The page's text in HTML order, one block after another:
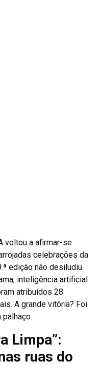
voltou a afirmar-se
celebrações da
edição não desiludiu.
inteligência artificial
atribuídos 28
A grande vitória? Foi
Limpa”:
ruas do